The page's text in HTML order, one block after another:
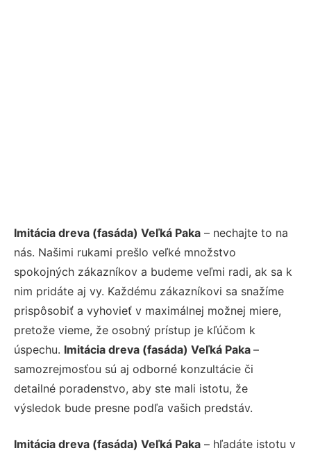
Imitácia dreva (fasáda) Veľká Paka – nechajte to na
nás. Našimi rukami prešlo veľké množstvo
spokojných zákazníkov a budeme veľmi radi, ak sa k
nim pridáte aj vy. Každému zákazníkovi sa snažíme
prispôsobiť a vyhovieť v maximálnej možnej miere,
pretože vieme, že osobný prístup je kľúčom k
úspechu. Imitácia dreva (fasáda) Veľká Paka –
samozrejmosťou sú aj odborné konzultácie či
detailné poradenstvo, aby ste mali istotu, že
výsledok bude presne podľa vašich predstáv.
Imitácia dreva (fasáda) Veľká Paka – hľadáte istotu v